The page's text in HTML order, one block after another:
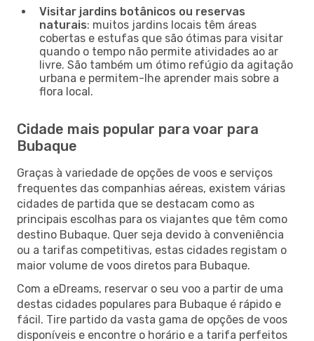
Visitar jardins botânicos ou reservas
naturais: muitos jardins locais têm áreas
cobertas e estufas que são ótimas para visitar
quando o tempo não permite atividades ao ar
livre. São também um ótimo refúgio da agitação
urbana e permitem-lhe aprender mais sobre a
flora local.
Cidade mais popular para voar para
Bubaque
Graças à variedade de opções de voos e serviços
frequentes das companhias aéreas, existem várias
cidades de partida que se destacam como as
principais escolhas para os viajantes que têm como
destino Bubaque. Quer seja devido à conveniência
ou a tarifas competitivas, estas cidades registam o
maior volume de voos diretos para Bubaque.
Com a eDreams, reservar o seu voo a partir de uma
destas cidades populares para Bubaque é rápido e
fácil. Tire partido da vasta gama de opções de voos
disponíveis e encontre o horário e a tarifa perfeitos